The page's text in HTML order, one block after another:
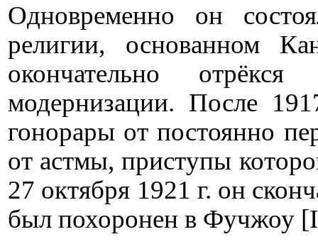
Одновременно он
религии, основанном
окончательно
модернизации. После
гонорары от постоянно
от астмы, приступы
27 октября 1921 г. он
был похоронен в Фучжоу [